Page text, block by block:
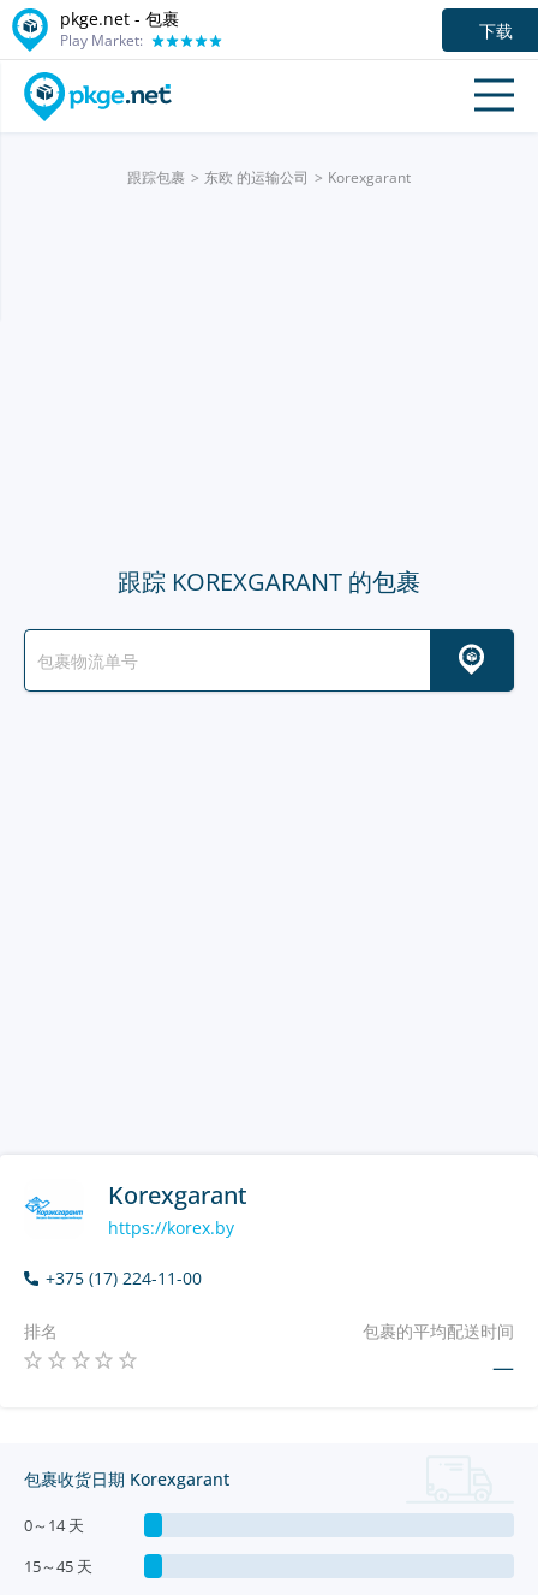
pkge.net - 包裹
Play Market: 下载
跟踪包裹 东欧 的运输公司 Korexgarant
跟踪 KOREXGARANT 的包裹
Korexgarant
https://korex.by
+375 (17) 224-11-00
排名 包裹的平均配送时间
—
包裹收货日期 Korexgarant
0～14 天
15～45 天